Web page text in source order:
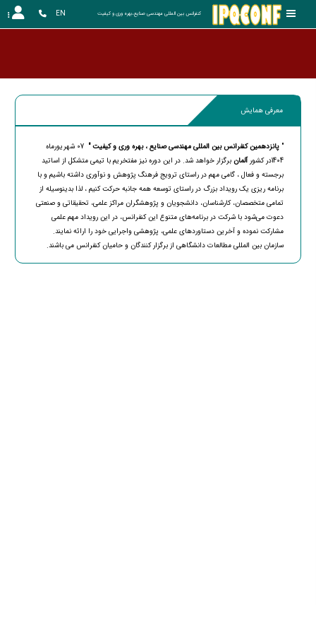
کنفرانس بین المللی مهندسی صنایع،بهره وری و کیفیت EN
معرفی همایش
" پانزدهمینکنفرانس بین المللی مهندسی صنایع ، بهره وری و کیفیت "
07 شهریورماه
1404در کشور
آلمان برگزار خواهد شد. در این دوره نیز مفتخریم با تیمی متشکل از اساتید
برجسته و فعال ، گامی مهم در راستای ترویج فرهنگ پژوهش و نوآوری داشته باشیم و با
برنامه ریزی یک رویداد بزرگ در راستای توسعه همه جانبه حرکت کنیم ، لذا بدینوسیله از
تمامی متخصصان، کارشناسان، دانشجویان و پژوهشگران مراکز علمی، تحقیقاتی و صنعتی
دعوت می‌شود با شرکت در برنامه‌های متنوع این کنفرانس، در این رویداد مهم علمی
مشارکت نموده و آخرین دستاورد‌های علمی، پژوهشی واجرایی خود را ارائه نمایند.
سازمان بین المللی مطالعات دانشگاهی از برگزار کنندگان و حامیان کنفرانس می باشند.